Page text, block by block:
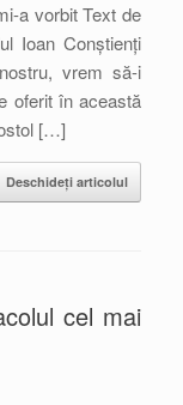
a vorbit Text de
Ioan Conștienți
vrem să-i
oferit în această
[…]
Deschideți articolul
cel mai